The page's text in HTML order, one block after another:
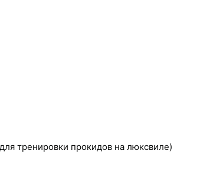
тренировки прокидов на люксвиле)